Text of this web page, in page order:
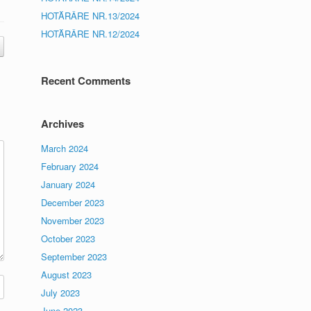
HOTĂRÂRE NR.13/2024
HOTĂRÂRE NR.12/2024
Recent Comments
Archives
March 2024
February 2024
January 2024
December 2023
November 2023
October 2023
September 2023
August 2023
July 2023